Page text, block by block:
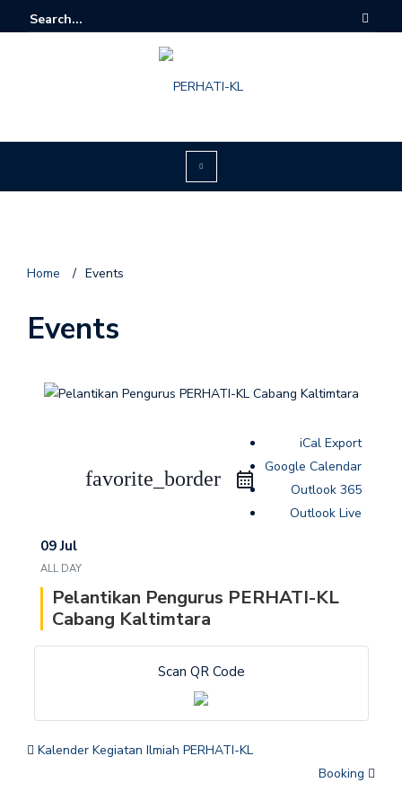
Home / Events
Events
favorite_border
iCal Export
Google Calendar
Outlook 365
Outlook Live
09 Jul
ALL DAY
Pelantikan Pengurus PERHATI-KL
Cabang Kaltimtara
Scan QR Code
Kalender Kegiatan Ilmiah PERHATI-KL
Booking